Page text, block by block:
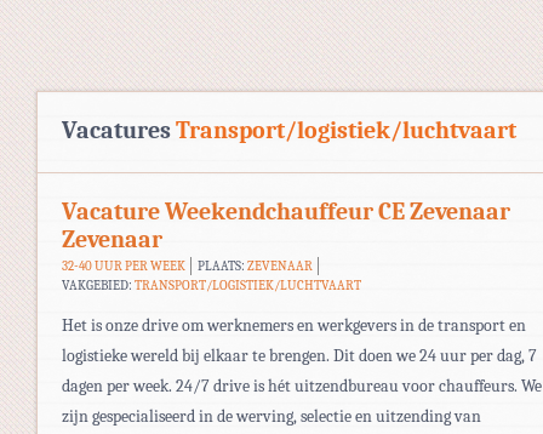
VacaturesTransport/logistiek/luchtvaart
Vacature Weekendchauffeur CE Zevenaar
Zevenaar
32-40 UUR PER WEEK PLAATS: ZEVENAAR
VAKGEBIED: TRANSPORT/LOGISTIEK/LUCHTVAART
Het is onze drive om werknemers en werkgevers in de transport en
logistieke wereld bij elkaar te brengen. Dit doen we 24 uur per dag, 7
dagen per week. 24/7 drive is hét uitzendbureau voor chauffeurs. We
zijn gespecialiseerd in de werving, selectie en uitzending van